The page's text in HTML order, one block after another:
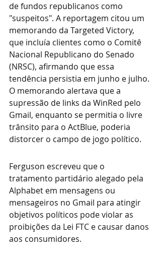
de fundos republicanos como
"suspeitos". A reportagem citou um
memorando da Targeted Victory,
que incluía clientes como o Comitê
Nacional Republicano do Senado
(NRSC), afirmando que essa
tendência persistia em junho e julho.
O memorando alertava que a
supressão de links da WinRed pelo
Gmail, enquanto se permitia o livre
trânsito para o ActBlue, poderia
distorcer o campo de jogo político.
Ferguson escreveu que o
tratamento partidário alegado pela
Alphabet em mensagens ou
mensageiros no Gmail para atingir
objetivos políticos pode violar as
proibições da Lei FTC e causar danos
aos consumidores.